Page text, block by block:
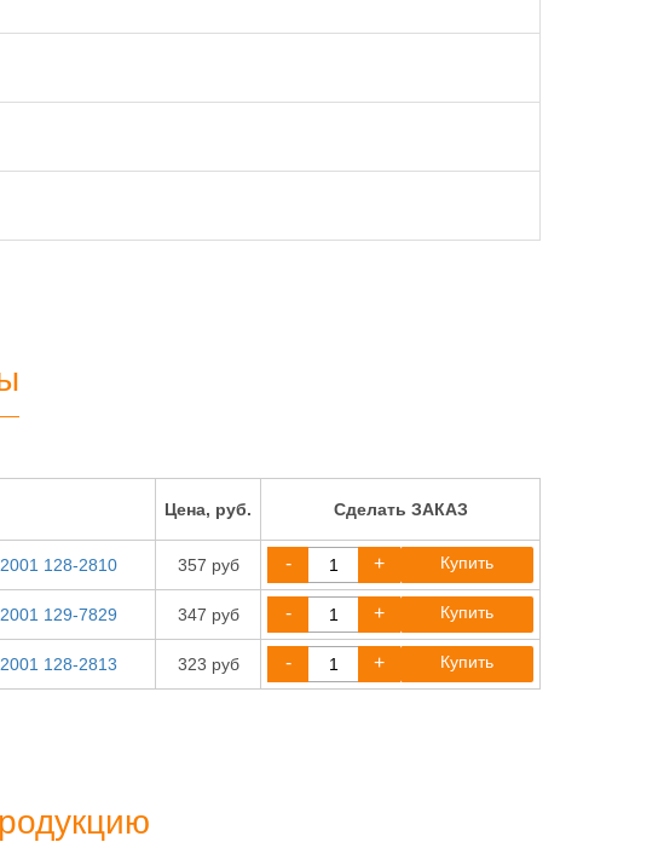
Цена, руб. Сделать ЗАКАЗ
128-2810 357 руб - + Купить
129-7829 347 руб - + Купить
128-2813 323 руб - + Купить